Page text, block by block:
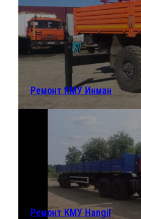
Ремонт КМУ Инман
Ремонт КМУ Hangil